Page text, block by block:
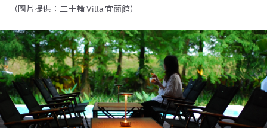
（圖片提供：二十輪 Villa 宜蘭館）